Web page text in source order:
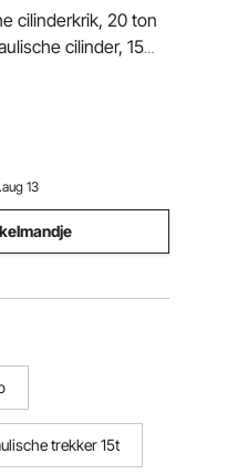
cilinderkrik, 20 ton
cilinder, 15
hydraulische
draagbare
hydraulische
13
trekker 15t